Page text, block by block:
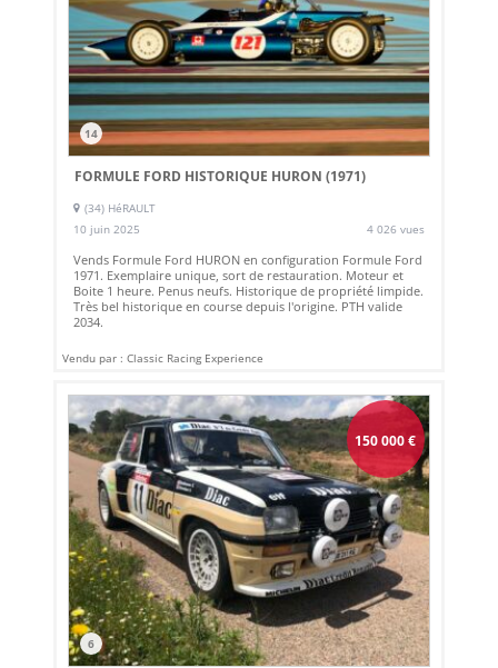
14
FORMULE FORD HISTORIQUE HURON (1971)
(34) HéRAULT
10 juin 2025
4 026 vues
Vends Formule Ford HURON en configuration Formule Ford
1971. Exemplaire unique, sort de restauration. Moteur et
Boite 1 heure. Penus neufs. Historique de propriété limpide.
Très bel historique en course depuis l'origine. PTH valide
2034.
Vendu par : Classic Racing Experience
150 000€
6